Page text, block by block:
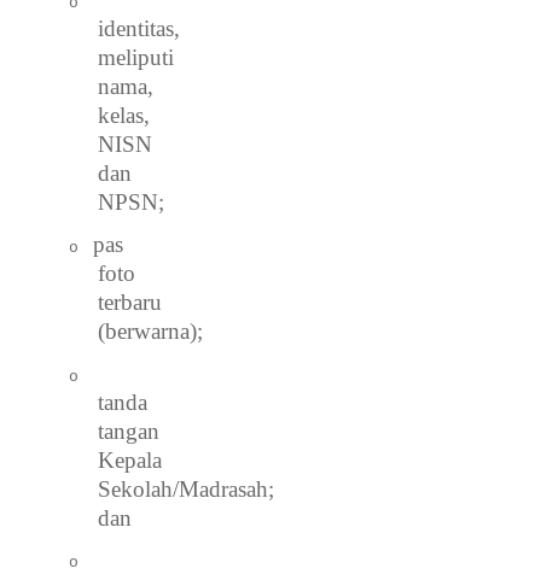
identitas,
meliputi
nama,
kelas,
NISN
dan
NPSN;
o
pas
foto
terbaru
(berwarna);
o
tanda
tangan
Kepala
Sekolah/Madrasah;
dan
o